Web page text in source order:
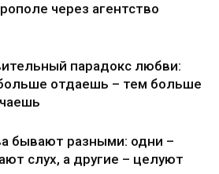
через агентство
парадокс любви:
отдаешь – тем больше
бывают разными: одни –
слух, а другие – целуют